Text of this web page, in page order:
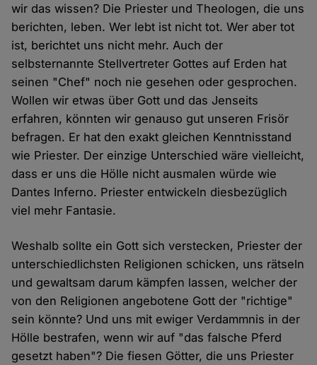
wir das wissen? Die Priester und Theologen, die uns
berichten, leben. Wer lebt ist nicht tot. Wer aber tot
ist, berichtet uns nicht mehr. Auch der
selbsternannte Stellvertreter Gottes auf Erden hat
seinen "Chef" noch nie gesehen oder gesprochen.
Wollen wir etwas über Gott und das Jenseits
erfahren, könnten wir genauso gut unseren Frisör
befragen. Er hat den exakt gleichen Kenntnisstand
wie Priester. Der einzige Unterschied wäre vielleicht,
dass er uns die Hölle nicht ausmalen würde wie
Dantes Inferno. Priester entwickeln diesbezüglich
viel mehr Fantasie.
Weshalb sollte ein Gott sich verstecken, Priester der
unterschiedlichsten Religionen schicken, uns rätseln
und gewaltsam darum kämpfen lassen, welcher der
von den Religionen angebotene Gott der "richtige"
sein könnte? Und uns mit ewiger Verdammnis in der
Hölle bestrafen, wenn wir auf "das falsche Pferd
gesetzt haben"? Die fiesen Götter, die uns Priester